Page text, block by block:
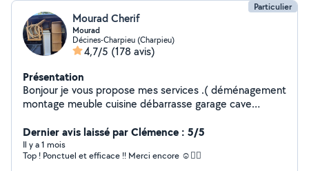
Particulier
Mourad Cherif
Mourad
Décines-Charpieu (Charpieu)
4,7/5 (178 avis)
Présentation
Bonjour je vous propose mes services .( déménagement
montage meuble cuisine débarrasse garage cave
24/24 h vous pouvez me joindre à n'importe quel
moment.
Dernier avis laissé par Clémence : 5/5
Il y a 1 mois
Top ! Ponctuel et efficace !! Merci encore ☺️👍🏻